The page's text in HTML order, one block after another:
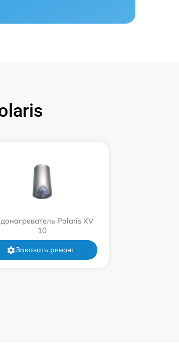
Polaris XV
10
Заказать ремонт